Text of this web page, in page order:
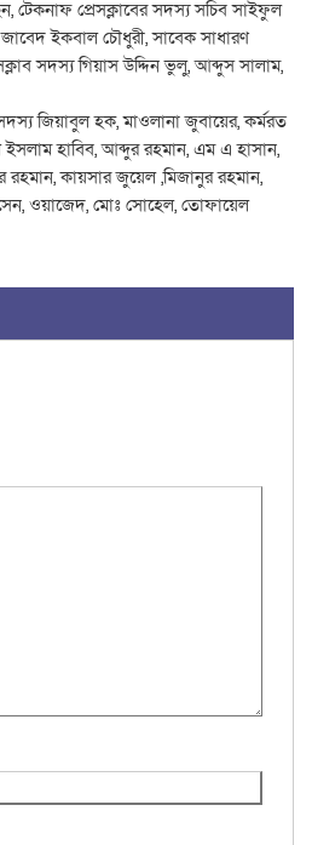
টেকনাফ প্রেসক্লাবের সদস্য সচিব সাইফুল
ইকবাল চৌধুরী, সাবেক সাধারণ
সদস্য গিয়াস উদ্দিন ভুলু, আব্দুস সালাম,
জিয়াবুল হক, মাওলানা জুবায়ের, কর্মরত
হাবিব, আব্দুর রহমান, এম এ হাসান,
রহমান, কায়সার জুয়েল ,মিজানুর রহমান,
ওয়াজেদ, মোঃ সোহেল, তোফায়েল